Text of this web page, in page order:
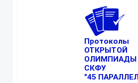
Протоколы
ОТКРЫТОЙ
ОЛИМПИАДЫ
СКФУ
"45